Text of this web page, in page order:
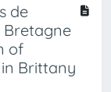
de
of
Brittany